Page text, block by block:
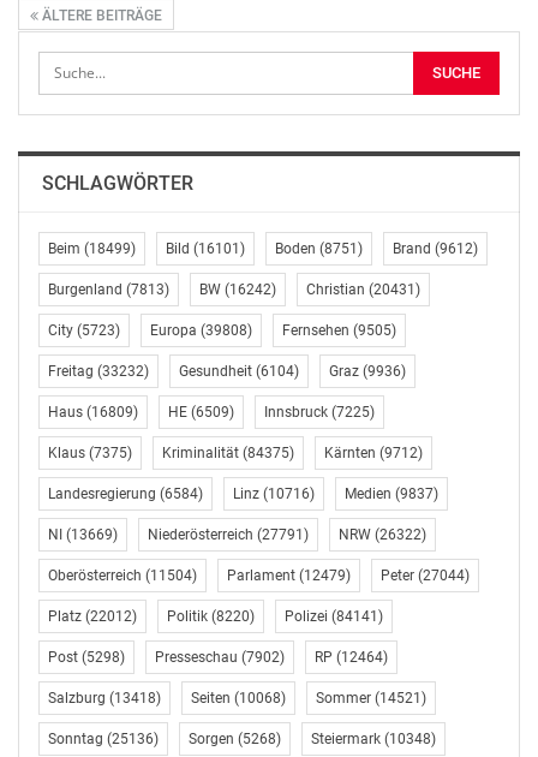
ÄLTERE BEITRÄGE
SCHLAGWÖRTER
Beim (18499) Bild (16101) Boden (8751) Brand (9612)
Burgenland (7813) BW (16242) Christian (20431)
City (5723) Europa (39808) Fernsehen (9505)
Freitag (33232) Gesundheit (6104) Graz (9936)
Haus (16809) HE (6509) Innsbruck (7225)
Klaus (7375) Kriminalität (84375) Kärnten (9712)
Landesregierung (6584) Linz (10716) Medien (9837)
NI (13669) Niederösterreich (27791) NRW (26322)
Oberösterreich (11504) Parlament (12479) Peter (27044)
Platz (22012) Politik (8220) Polizei (84141)
Post (5298) Presseschau (7902) RP (12464)
Salzburg (13418) Seiten (10068) Sommer (14521)
Sonntag (25136) Sorgen (5268) Steiermark (10348)